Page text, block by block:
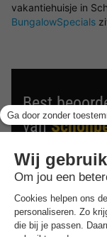
vakantiehuisje in
BungalowSpecials
Best
van
Ontdek de
die door onze